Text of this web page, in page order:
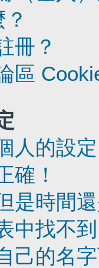
冊？
區
人的設
確！
是時間
中找不
己的名